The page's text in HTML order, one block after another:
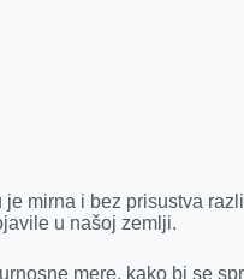
mirna i bez prisustva
u našoj zemlji.
mere, kako bi se